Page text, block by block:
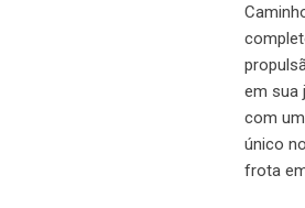
em sua
com
único
frota